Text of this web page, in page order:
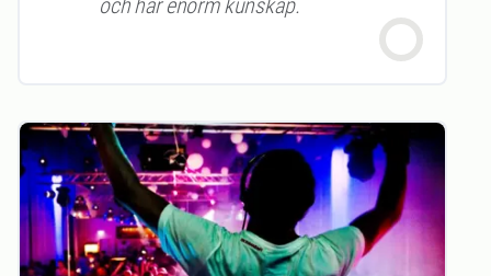
och har enorm kunskap.